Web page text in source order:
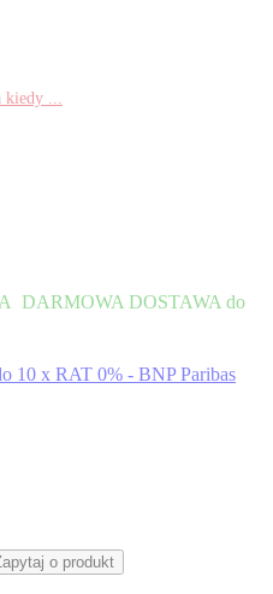
...
DARMOWA DOSTAWA do
o produkt